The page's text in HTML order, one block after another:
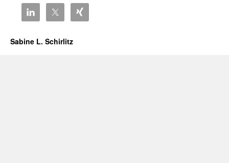
Sabine L. Schirlitz